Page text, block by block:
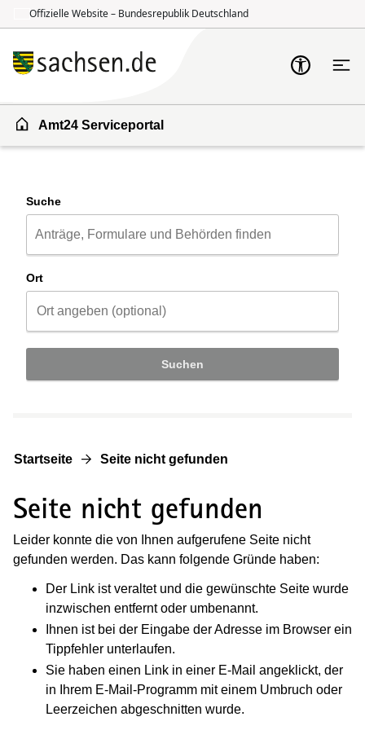
Offizielle Website – Bundesrepublik Deutschland
Amt24 Serviceportal
Suche
Ort
Suchen
Startseite Seite nicht gefunden
Seite nicht gefunden
Leider konnte die von Ihnen aufgerufene Seite nicht
gefunden werden. Das kann folgende Gründe haben:
Der Link ist veraltet und die gewünschte Seite wurde
inzwischen entfernt oder umbenannt.
Ihnen ist bei der Eingabe der Adresse im Browser ein
Tippfehler unterlaufen.
Sie haben einen Link in einer E-Mail angeklickt, der
in Ihrem E-Mail-Programm mit einem Umbruch oder
Leerzeichen abgeschnitten wurde.